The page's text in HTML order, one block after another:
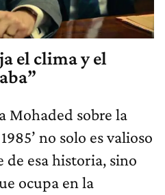
el clima y el
Mohaded sobre la
no solo es valioso
esa historia, sino
ocupa en la